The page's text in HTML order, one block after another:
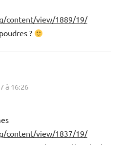
content/view/1889/19/
?
à 16:26
content/view/1837/19/